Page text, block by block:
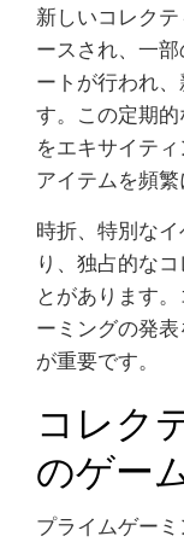
新しいコレク
ースされ、一
ートが行われ
す。この定期
をエキサイテ
アイテムを頻繁
時折、特別な
り、独占的な
とがあります
ーミングの発
が重要です。
コレク
のゲー
プライムゲー